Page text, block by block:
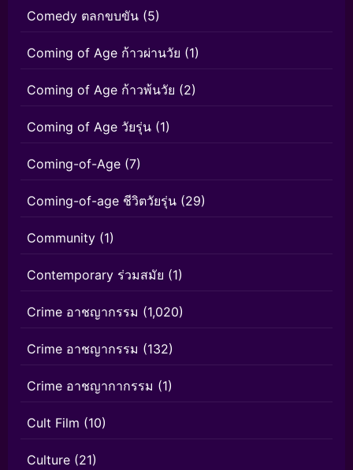
Comedy ตลกขบขัน (5)
Coming of Age ก้าวผ่านวัย (1)
Coming of Age ก้าวพ้นวัย (2)
Coming of Age วัยรุ่น (1)
Coming-of-Age (7)
Coming-of-age ชีวิตวัยรุ่น (29)
Community (1)
Contemporary ร่วมสมัย (1)
Crime อาชญากรรม (1,020)
Crime อาชญากรรม (132)
Crime อาชญากากรรม (1)
Cult Film (10)
Culture (21)